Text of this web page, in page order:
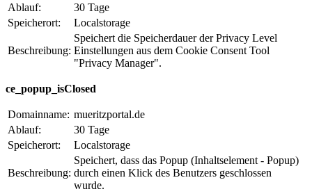
Ablauf:
30 Tage
Speicherort:
Localstorage
Beschreibung:
Speichert die Speicherdauer der Privacy Level
Einstellungen aus dem Cookie Consent Tool
"Privacy Manager".
ce_popup_isClosed
Domainname: mueritzportal.de
Ablauf:
30 Tage
Speicherort:
Localstorage
Beschreibung:
Speichert, dass das Popup (Inhaltselement - Popup)
durch einen Klick des Benutzers geschlossen
wurde.